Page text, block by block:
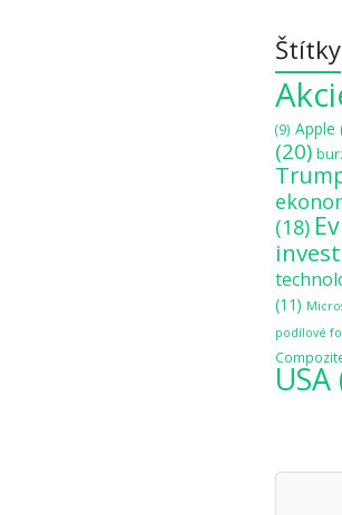
Štítky
(9) Apple
(20)
(18)
(11)
podílové
USA